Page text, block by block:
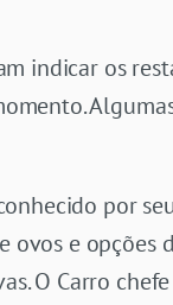
indicar os
por
ovos e opções
O Carro